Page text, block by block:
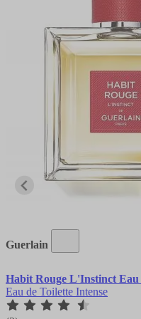
Guerlain
Habit Rouge L'Instinct Eau
Eau de Toilette Intense